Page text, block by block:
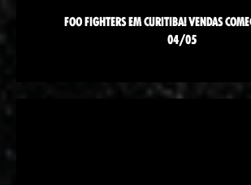
FOO FIGHTERS EM CURITIBA! VENDAS
04/05